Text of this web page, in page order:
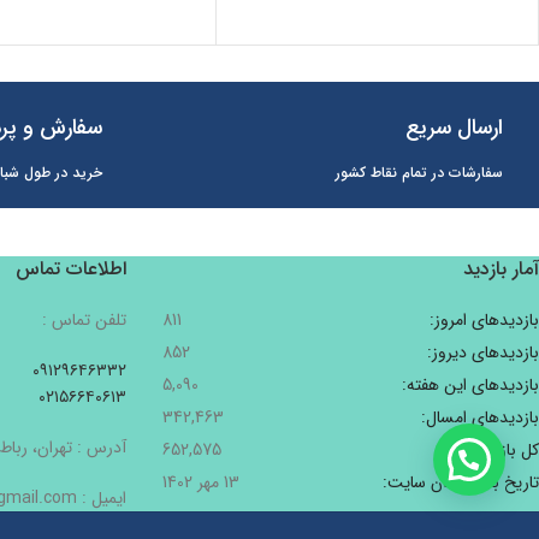
ارسال سریع
سفارشات در تمام نقاط کشور
سفارش و
خرید در طول
آمار بازدید
بازدیدهای امروز:
811
بازدیدهای دیروز:
852
بازدیدهای این هفته:
5,090
بازدیدهای امسال:
342,463
کل بازدیدها:
652,575
تاریخ به‌روزشدن سایت:
13 مهر 1402
اطلاعات تماس
تلفن تماس :
۰۹۱۲۹۶۴۶۳۳۲
۰۲۱۵۶۶۴۰۶۱۳
آدرس : تهران،
ایمیل : Pishbinshop@gmail.com